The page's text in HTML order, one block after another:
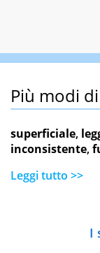
Più modi
superficiale,
inconsistente,
Leggi tutto >>
I